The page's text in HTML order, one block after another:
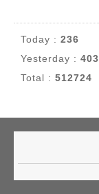
Today : 236
Yesterday : 403
Total : 512724